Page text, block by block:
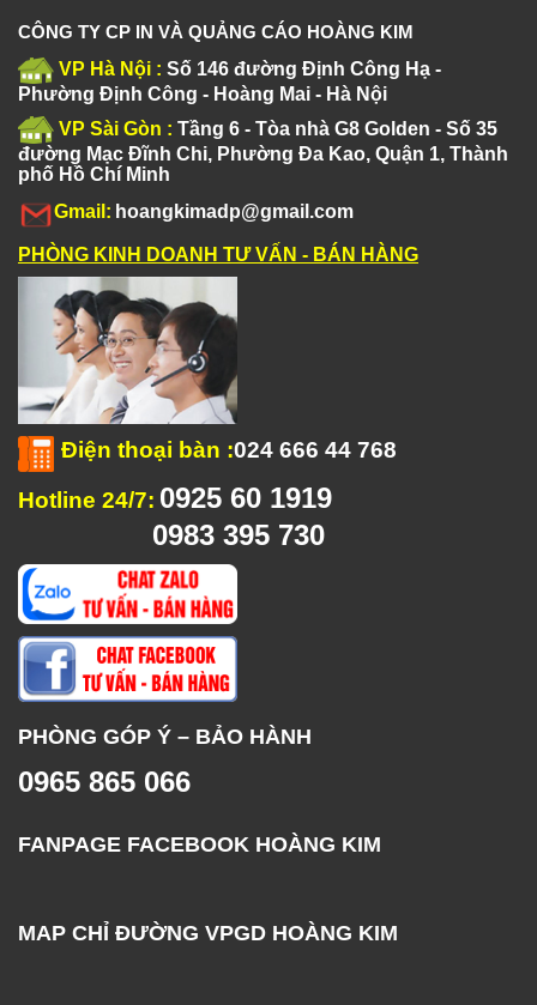
CÔNG TY CP IN VÀ QUẢNG CÁO HOÀNG KIM
VP Hà Nội : Số 146 đường Định Công Hạ -
Phường Định Công - Hoàng Mai - Hà Nội
VP Sài Gòn : Tầng 6 - Tòa nhà G8 Golden - Số 35
đường Mạc Đĩnh Chi, Phường Đa Kao, Quận 1, Thành
phố Hồ Chí Minh
Gmail: hoangkimadp@gmail.com
PHÒNG KINH DOANH TƯ VẤN - BÁN HÀNG
Điện thoại bàn :024 666 44 768
Hotline 24/7: 0925 60 1919
0983 395 730
PHÒNG GÓP Ý – BẢO HÀNH
0965 865 066
FANPAGE FACEBOOK HOÀNG KIM
MAP CHỈ ĐƯỜNG VPGD HOÀNG KIM